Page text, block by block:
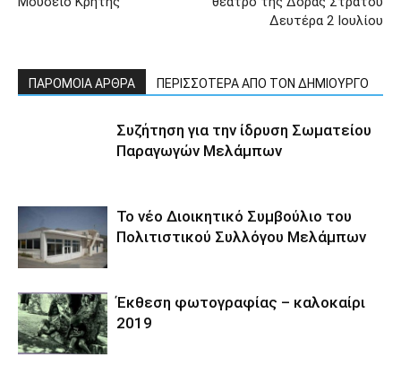
Δευτέρα 2 Ιουλίου
ΠΑΡΟΜΟΙΑ ΑΡΘΡΑ ΠΕΡΙΣΣΟΤΕΡΑ ΑΠΟ ΤΟΝ ΔΗΜΙΟΥΡΓΟ
Συζήτηση για την ίδρυση Σωματείου
Παραγωγών Μελάμπων
Το νέο Διοικητικό Συμβούλιο του
Πολιτιστικού Συλλόγου Μελάμπων
Έκθεση φωτογραφίας – καλοκαίρι
2019